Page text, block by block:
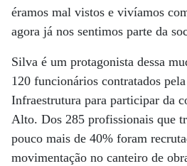
éramos mal vistos e vivíamos
agora já nos sentimos parte da
Silva é um protagonista dessa
120 funcionários contratados
Infraestrutura para participar da
Alto. Dos 285 profissionais que
pouco mais de 40% foram
movimentação no canteiro de